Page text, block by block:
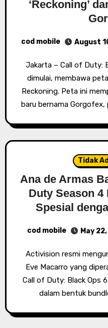
‘Reckoning’
cod mobile August
Jakarta – Call of Duty: Black Ops 6 Season 5 resmi
dimulai, membawa
Reckoning. Peta ini
baru bernama
Tidak
Ana de Armas
Duty Season
Spesial
cod mobile May
Activision resmi mengumumkan kehadiran karakter
Eve Macarro yang
Call of Duty: Black Ops
dalam bentuk